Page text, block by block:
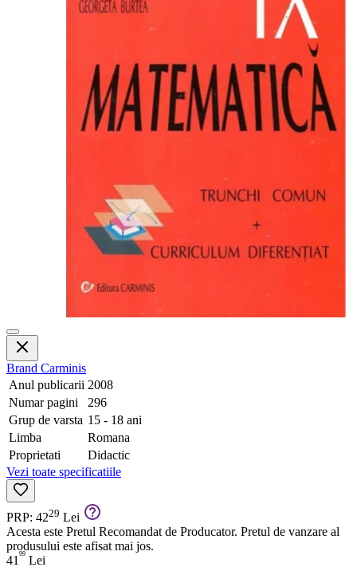
Brand Carminis
Anul publicarii 2008
Numar pagini
296
Grup de varsta 15 - 18 ani
Limba
Romana
Proprietati
Didactic
Vezi toate specificatiile
PRP: 4229 Lei
Acesta este Pretul Recomandat de Producator. Pretul de vanzare al
produsului este afisat mai jos.
41 99 Lei